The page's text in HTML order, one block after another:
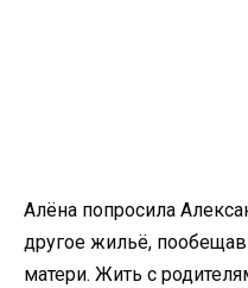
Алёна попросила
другое жильё,
матери. Жить с